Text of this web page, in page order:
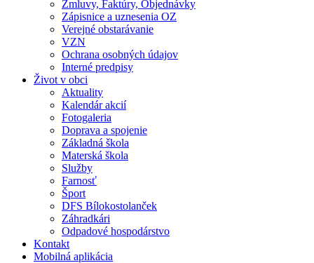
Zmluvy, Faktúry, Objednávky
Zápisnice a uznesenia OZ
Verejné obstarávanie
VZN
Ochrana osobných údajov
Interné predpisy
Život v obci
Aktuality
Kalendár akcií
Fotogaleria
Doprava a spojenie
Základná škola
Materská škola
Služby
Farnosť
Šport
DFS Bílokostolanček
Záhradkári
Odpadové hospodárstvo
Kontakt
Mobilná aplikácia